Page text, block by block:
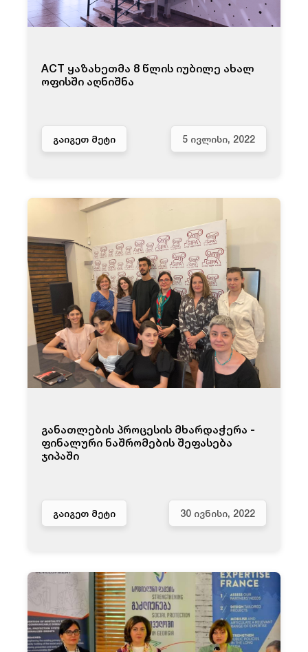
ACT ყაზახეთმა 8 წლის იუბილე ახალ
ოფისში აღნიშნა
ᲒᲐᲘᲒᲔᲗ ᲛᲔᲢᲘ 5 ᲘᲕᲚᲘᲡᲘ, 2022
განათლების პროცესის მხარდაჭერა -
ფინალური ნაშრომების შეფასება
ჯიპაში
ᲒᲐᲘᲒᲔᲗ ᲛᲔᲢᲘ 30 ᲘᲕᲜᲘᲡᲘ, 2022